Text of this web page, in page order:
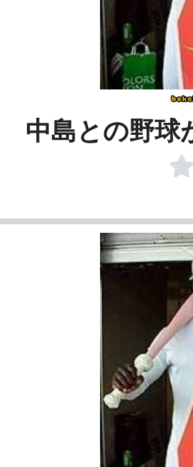
中島との野球